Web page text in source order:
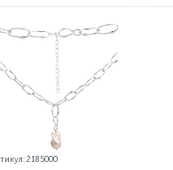
2185000